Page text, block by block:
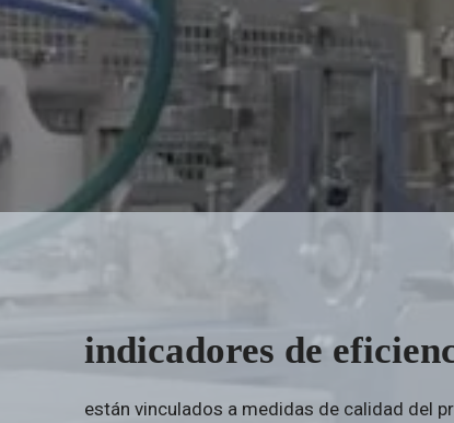
indicadores de
están vinculados a medidas de calidad del